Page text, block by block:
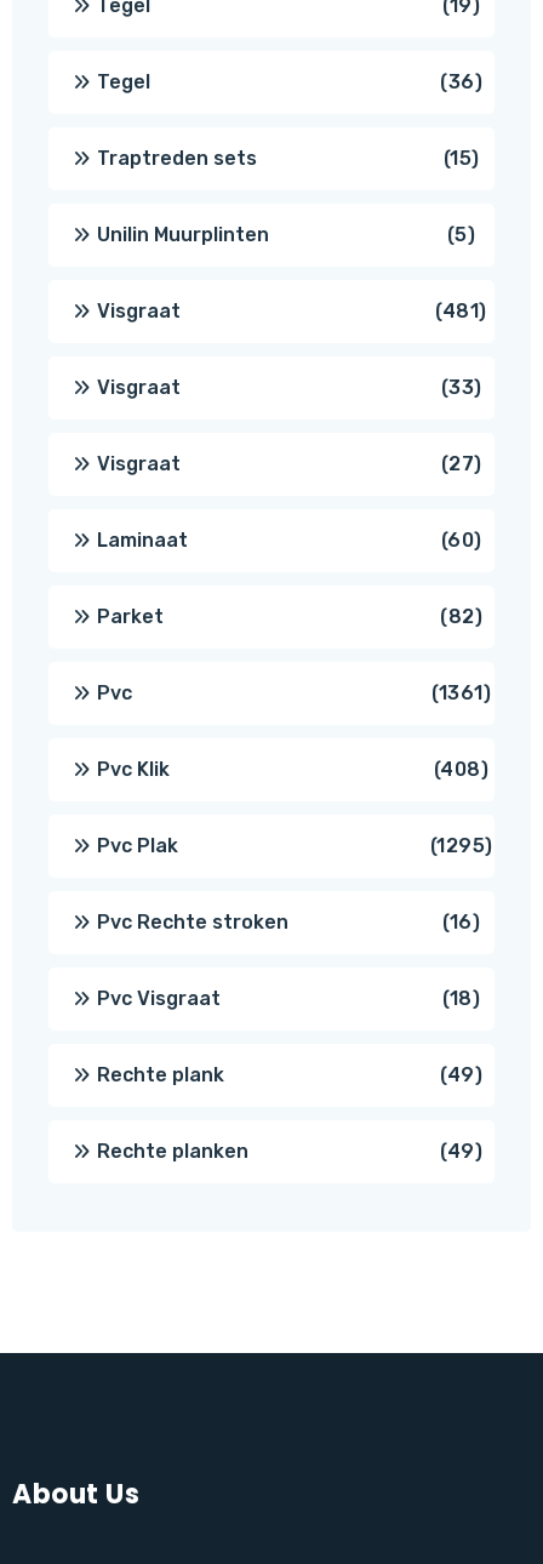
Tegel 19 19
Tegel 3636
Traptreden sets 1515
Unilin Muurplinten 55
Visgraat 481481
Visgraat 3333
Visgraat 2727
Laminaat 6060
Parket 8282
Pvc 13611361
Pvc Klik 408408
Pvc Plak 12951295
Pvc Rechte stroken 1616
Pvc Visgraat 1818
Rechte plank 4949
Rechte planken 4949
About Us